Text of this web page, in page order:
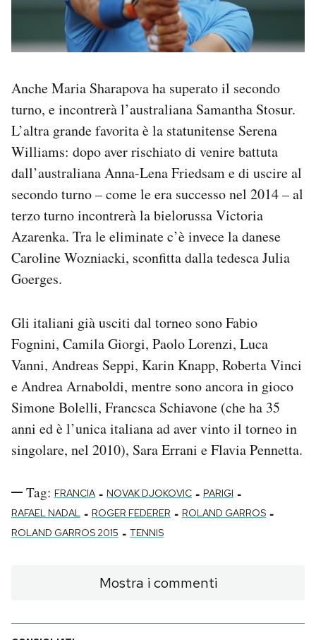
Anche Maria Sharapova ha superato il secondo
turno, e incontrerà l’australiana Samantha Stosur.
L’altra grande favorita è la statunitense Serena
Williams: dopo aver rischiato di venire battuta
dall’australiana Anna-Lena Friedsam e di uscire al
secondo turno – come le era successo nel 2014 – al
terzo turno incontrerà la bielorussa Victoria
Azarenka. Tra le eliminate c’è invece la danese
Caroline Wozniacki, sconfitta dalla tedesca Julia
Goerges.
Gli italiani già usciti dal torneo sono Fabio
Fognini, Camila Giorgi, Paolo Lorenzi, Luca
Vanni, Andreas Seppi, Karin Knapp, Roberta Vinci
e Andrea Arnaboldi, mentre sono ancora in gioco
Simone Bolelli, Francsca Schiavone (che ha 35
anni ed è l’unica italiana ad aver vinto il torneo in
singolare, nel 2010), Sara Errani e Flavia Pennetta.
Tag: FRANCIA - NOVAK DJOKOVIC - PARIGI -
RAFAEL NADAL - ROGER FEDERER - ROLAND GARROS -
ROLAND GARROS 2015 - TENNIS
Mostra i commenti